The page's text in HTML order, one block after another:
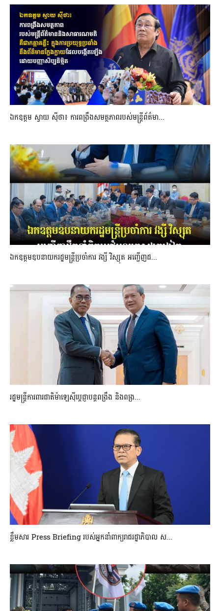
ឯកឧត្តម ស្វាយ ស៊ីថា៖ ការពង្រឹងសមត្ថភាពរបស់មន្ត្រីព័ត៌មា...
ឯកឧត្តមឧបនាយករដ្ឋមន្រ្តីប្រចាំការ វង្សី វិស្សុត អញ្ជើញដ...
រដ្ឋមន្ត្រីការពារជាតិម៉ាឡេស៊ីប្ដេជ្ញាបន្តពង្រឹង និងពង្រ...
ខ្លឹមសារ Press Briefing របស់អ្នកនាំពាក្យរាជរដ្ឋាភិបាល ស...